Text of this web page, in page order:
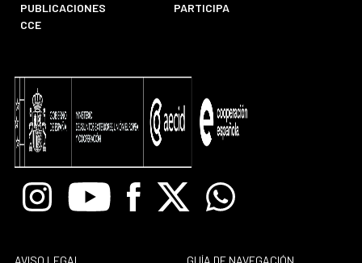
PUBLICACIONES
PARTICIPA
CCE
InstagramYoutube Facebook
X Whatsapp